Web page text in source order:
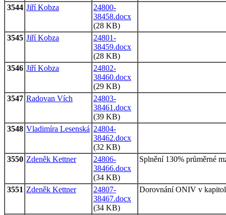
3544 Jiří Kobza
24800-
38458.docx
(28 KB)
3545 Jiří Kobza
24801-
38459.docx
(28 KB)
3546 Jiří Kobza
24802-
38460.docx
(29 KB)
3547 Radovan Vích
24803-
38461.docx
(39 KB)
3548 Vladimíra Lesenská 24804-
38462.docx
(32 KB)
3550 Zdeněk Kettner
24806-
38466.docx
(34 KB)
Splnění 130% průměrné
3551 Zdeněk Kettner
24807-
38467.docx
(34 KB)
Dorovnání ONIV v